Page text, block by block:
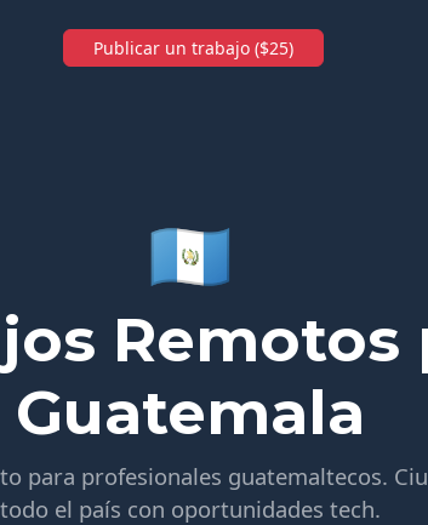
Publicar un trabajo ($25)
🇬🇹
Remotos
Guatemala
para profesionales guatemaltecos.
todo el país con oportunidades tech.